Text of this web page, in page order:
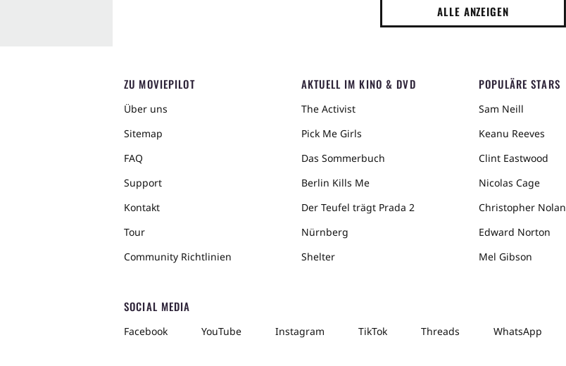
ALLE ANZEIGEN
ZU MOVIEPILOT
Über uns
Sitemap
FAQ
Support
Kontakt
Tour
Community Richtlinien
AKTUELL IM KINO & DVD
The Activist
Pick Me Girls
Das Sommerbuch
Berlin Kills Me
Der Teufel trägt Prada 2
Nürnberg
Shelter
POPULÄRE STARS
Sam Neill
Keanu Reeves
Clint Eastwood
Nicolas Cage
Christopher Nolan
Edward Norton
Mel Gibson
SOCIAL MEDIA
Facebook YouTube Instagram TikTok Threads WhatsApp